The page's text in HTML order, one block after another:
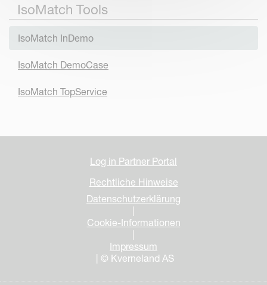
IsoMatch Tools
IsoMatch InDemo
IsoMatch DemoCase
IsoMatch TopService
Log in Partner Portal
Rechtliche Hinweise
Datenschutzerklärung
|
Cookie-Informationen
|
Impressum
| © Kverneland AS